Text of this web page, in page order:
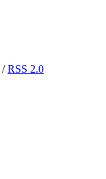
/RSS 2.0